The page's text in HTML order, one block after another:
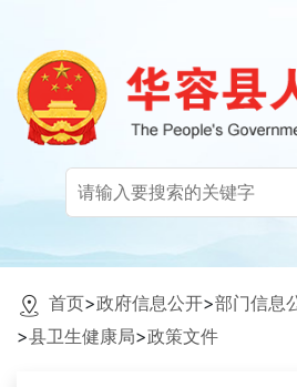
首页>政府信息公开>部门信息
>县卫生健康局>政策文件